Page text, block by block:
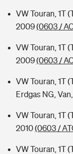
VW Touran, 1T
2009(0603 /
VW Touran, 1T
2009(0603 /
VW Touran, 1T
Erdgas NG,
VW Touran, 1T
2010(0603 /
VW Touran, 1T